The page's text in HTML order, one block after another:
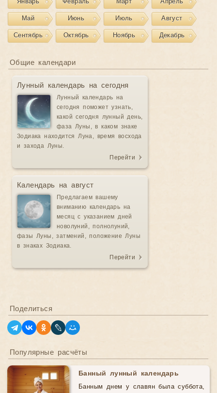
Январь Февраль Март Апрель
Май Июнь Июль Август
Сентябрь Октябрь Ноябрь Декабрь
Общие календари
Лунный календарь на сегодня
Лунный календарь на
сегодня поможет узнать,
какой сегодня лунный день,
фаза Луны, в каком знаке
Зодиака находится Луна, время восхода
и захода Луны.
Перейти
Календарь на август
Предлагаем вашему
вниманию календарь на
месяц с указанием дней
новолуний, полнолуний,
фазы Луны, затмений, положение Луны
в знаках Зодиака.
Перейти
Поделиться
Популярные расчёты
Банный лунный календарь
Банным днем у славян была суббота,